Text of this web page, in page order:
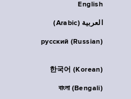
English
العربية (Arabic)
русский (Russian)
한국어 (Korean)
বাংলা (Bengali)